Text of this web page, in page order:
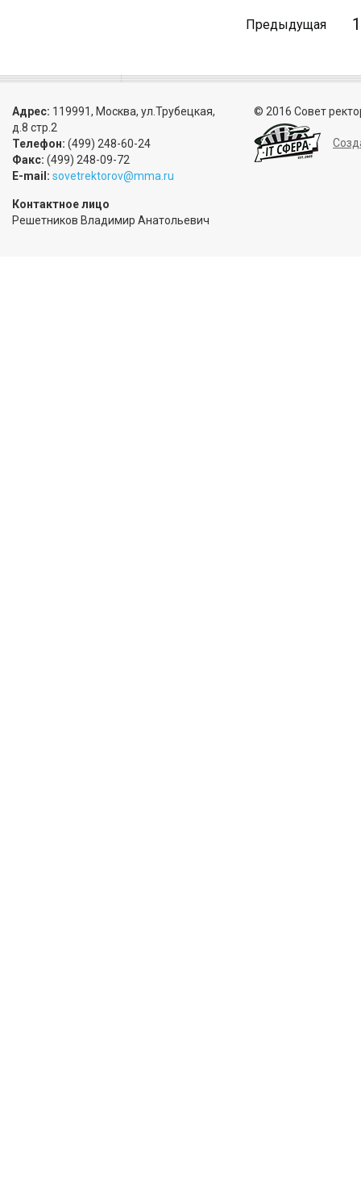
Предыдущая 1
Адрес: 119991, Москва, ул.Трубецкая,
д.8 стр.2
Телефон: (499) 248-60-24
Факс: (499) 248-09-72
E-mail: sovetrektorov@mma.ru
Контактное лицо
Решетников Владимир Анатольевич
© 2016 Совет